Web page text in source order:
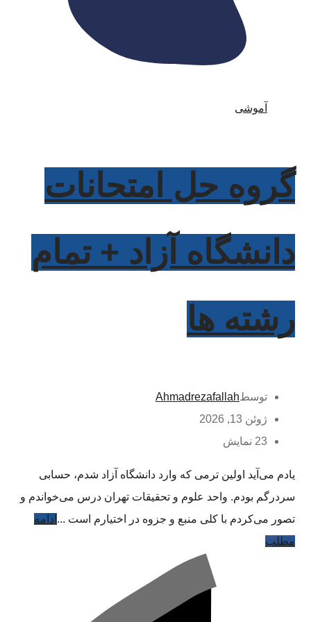
آموشی
گروه حل امتحانات
دانشگاه آزاد + تمام
رشته ها
توسطAhmadrezafallah
ژوئن 13, 2026
23 نمایش
یادم می‌آید اولین ترمی که وارد دانشگاه آزاد شدم، حسابی
سردرگم بودم. واحد علوم و تحقیقات تهران درس می‌خواندم و
تصور می‌کردم با کلی منبع و جزوه در اختیارم است ... ادامه
مطلب